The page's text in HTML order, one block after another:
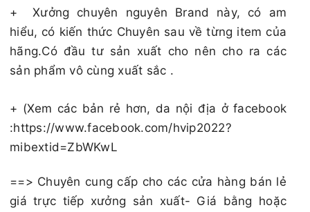
+Xưởng chuyên nguyên Brand này, có am
hiểu, có kiến thức Chuyên sau về từng item của
hãng.Có đầu tư sản xuất cho nên cho ra các
sản phẩm vô cùng xuất sắc .
+ (Xem các bản rẻ hơn, da nội địa ở facebook
:https://www.facebook.com/hvip2022?
mibextid=ZbWKwL
==> Chuyên cung cấp cho các cửa hàng bán lẻ
giá trực tiếp xưởng sản xuất- Giá bằng hoặc